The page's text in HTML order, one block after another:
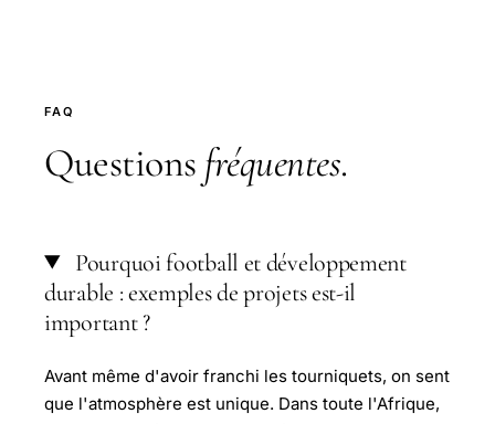
FAQ
Questions fréquentes.
Pourquoi football et développement
durable : exemples de projets est-il
important ?
Avant même d'avoir franchi les tourniquets, on sent
que l'atmosphère est unique. Dans toute l'Afrique,